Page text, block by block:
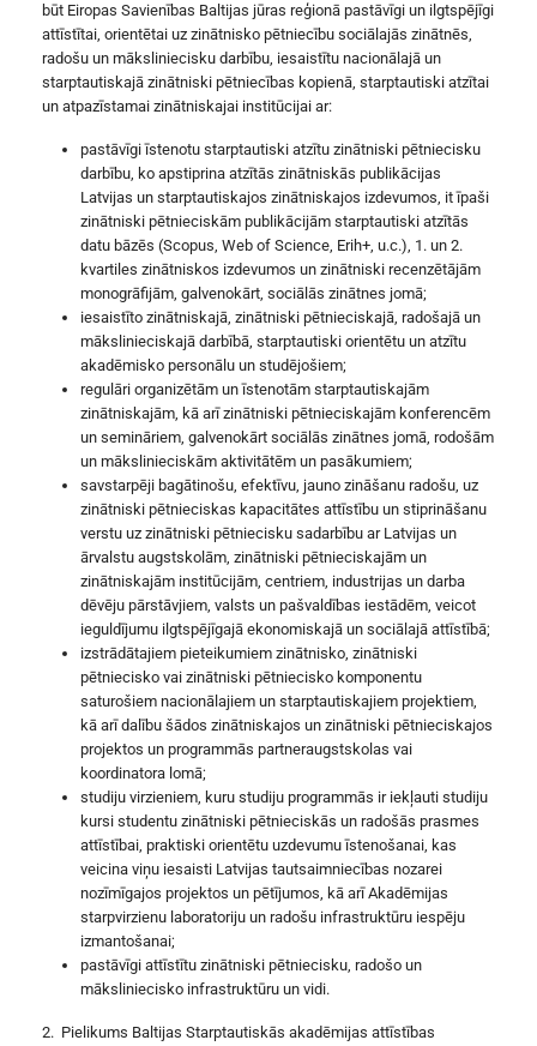
būt Eiropas Savienības Baltijas jūras reģionā pastāvīgi un ilgtspējīgi
attīstītai, orientētai uz zinātnisko pētniecību sociālajās zinātnēs,
radošu un māksliniecisku darbību, iesaistītu nacionālajā un
starptautiskajā zinātniski pētniecības kopienā, starptautiski atzītai
un atpazīstamai zinātniskajai institūcijai ar:
pastāvīgi īstenotu starptautiski atzītu zinātniski pētniecisku
darbību, ko apstiprina atzītās zinātniskās publikācijas
Latvijas un starptautiskajos zinātniskajos izdevumos, it īpaši
zinātniski pētnieciskām publikācijām starptautiski atzītās
datu bāzēs (Scopus, Web of Science, Erih+, u.c.), 1. un 2.
kvartiles zinātniskos izdevumos un zinātniski recenzētājām
monogrāfijām, galvenokārt, sociālās zinātnes jomā;
iesaistīto zinātniskajā, zinātniski pētnieciskajā, radošajā un
mākslinieciskajā darbībā, starptautiski orientētu un atzītu
akadēmisko personālu un studējošiem;
regulāri organizētām un īstenotām starptautiskajām
zinātniskajām, kā arī zinātniski pētnieciskajām konferencēm
un semināriem, galvenokārt sociālās zinātnes jomā, rodošām
un mākslinieciskām aktivitātēm un pasākumiem;
savstarpēji bagātinošu, efektīvu, jauno zināšanu radošu, uz
zinātniski pētnieciskas kapacitātes attīstību un stiprināšanu
verstu uz zinātniski pētniecisku sadarbību ar Latvijas un
ārvalstu augstskolām, zinātniski pētnieciskajām un
zinātniskajām institūcijām, centriem, industrijas un darba
dēvēju pārstāvjiem, valsts un pašvaldības iestādēm, veicot
ieguldījumu ilgtspējīgajā ekonomiskajā un sociālajā attīstībā;
izstrādātajiem pieteikumiem zinātnisko, zinātniski
pētniecisko vai zinātniski pētniecisko komponentu
saturošiem nacionālajiem un starptautiskajiem projektiem,
kā arī dalību šādos zinātniskajos un zinātniski pētnieciskajos
projektos un programmās partneraugstskolas vai
koordinatora lomā;
studiju virzieniem, kuru studiju programmās ir iekļauti studiju
kursi studentu zinātniski pētnieciskās un radošās prasmes
attīstībai, praktiski orientētu uzdevumu īstenošanai, kas
veicina viņu iesaisti Latvijas tautsaimniecības nozarei
nozīmīgajos projektos un pētījumos, kā arī Akadēmijas
starpvirzienu laboratoriju un radošu infrastruktūru iespēju
izmantošanai;
pastāvīgi attīstītu zinātniski pētniecisku, radošo un
māksliniecisko infrastruktūru un vidi.
2. Pielikums Baltijas Starptautiskās akadēmijas attīstības